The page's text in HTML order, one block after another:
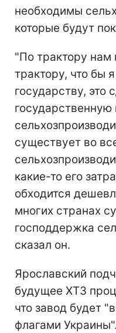
необходимы
которые будут
"По трактору нам
трактору, что бы
государству, это
существует во
какие-то его
обходится
многих странах
господдержка
сказал он.
Ярославский
будущее ХТЗ
что завод будет
флагами Украины".